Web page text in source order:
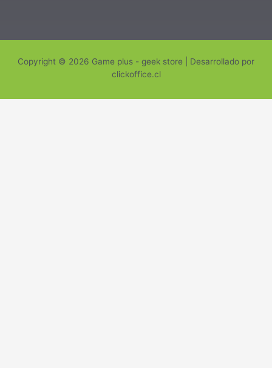
Copyright © 2026 Game plus - geek store | Desarrollado por
clickoffice.cl